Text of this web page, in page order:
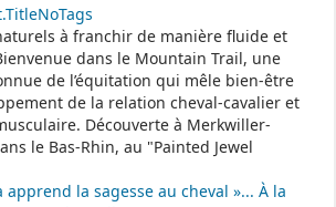
l’instruction de votre demande.
et déposer votre demande, rendez-
à l’adresse suivante :
guichet-unique
- - - - - - - - - - - - - - - - -
à franchir de manière fluide et
dans le Mountain Trail, une
de l’équitation qui mêle bien-être
de la relation cheval-cavalier et
Découverte à Merkwiller-
le Bas-Rhin, au "Painted Jewel
apprend la sagesse au cheval »... À la